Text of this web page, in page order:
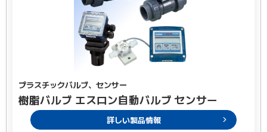
プラスチックバルブ、センサー
樹脂バルブ エスロン自動バルブ センサー
詳しい製品情報